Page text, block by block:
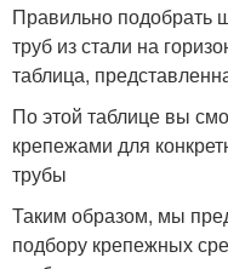
Правильно подобрать
труб из стали на
таблица,
По этой таблице вы
крепежами для
трубы
Таким образом, мы
подбору крепежных